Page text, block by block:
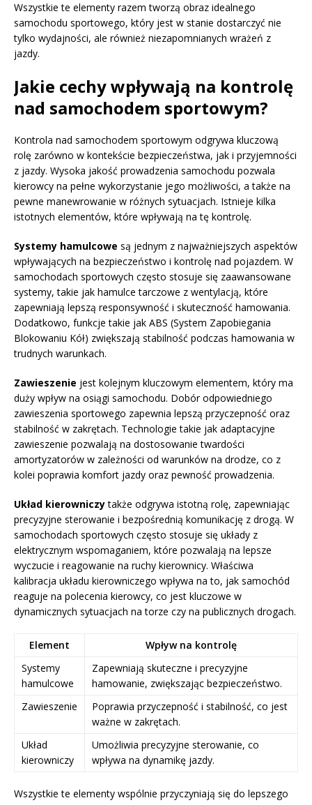
Wszystkie te elementy razem tworzą obraz idealnego
samochodu sportowego, który jest w stanie dostarczyć nie
tylko wydajności, ale również niezapomnianych wrażeń z
jazdy.
Jakie cechy wpływają na kontrolę
nad samochodem sportowym?
Kontrola nad samochodem sportowym odgrywa kluczową
rolę zarówno w kontekście bezpieczeństwa, jak i przyjemności
z jazdy. Wysoka jakość prowadzenia samochodu pozwala
kierowcy na pełne wykorzystanie jego możliwości, a także na
pewne manewrowanie w różnych sytuacjach. Istnieje kilka
istotnych elementów, które wpływają na tę kontrolę.
Systemy hamulcowe są jednym z najważniejszych aspektów
wpływających na bezpieczeństwo i kontrolę nad pojazdem. W
samochodach sportowych często stosuje się zaawansowane
systemy, takie jak hamulce tarczowe z wentylacją, które
zapewniają lepszą responsywność i skuteczność hamowania.
Dodatkowo, funkcje takie jak ABS (System Zapobiegania
Blokowaniu Kół) zwiększają stabilność podczas hamowania w
trudnych warunkach.
Zawieszenie jest kolejnym kluczowym elementem, który ma
duży wpływ na osiągi samochodu. Dobór odpowiedniego
zawieszenia sportowego zapewnia lepszą przyczepność oraz
stabilność w zakrętach. Technologie takie jak adaptacyjne
zawieszenie pozwalają na dostosowanie twardości
amortyzatorów w zależności od warunków na drodze, co z
kolei poprawia komfort jazdy oraz pewność prowadzenia.
Układ kierowniczytakże odgrywa istotną rolę, zapewniając
precyzyjne sterowanie i bezpośrednią komunikację z drogą. W
samochodach sportowych często stosuje się układy z
elektrycznym wspomaganiem, które pozwalają na lepsze
wyczucie i reagowanie na ruchy kierownicy. Właściwa
kalibracja układu kierowniczego wpływa na to, jak samochód
reaguje na polecenia kierowcy, co jest kluczowe w
dynamicznych sytuacjach na torze czy na publicznych drogach.
Element
Wpływ na kontrolę
Systemy
hamulcowe
Zapewniają skuteczne i precyzyjne
hamowanie, zwiększając bezpieczeństwo.
Zawieszenie
Poprawia przyczepność i stabilność, co jest
ważne w zakrętach.
Układ
kierowniczy
Umożliwia precyzyjne sterowanie, co
wpływa na dynamikę jazdy.
Wszystkie te elementy wspólnie przyczyniają się do lepszego